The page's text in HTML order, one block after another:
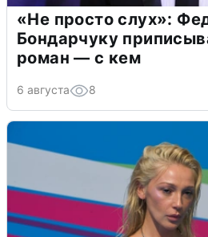
«Не просто слух»:
Бондарчуку
роман — с кем
6 августа 8